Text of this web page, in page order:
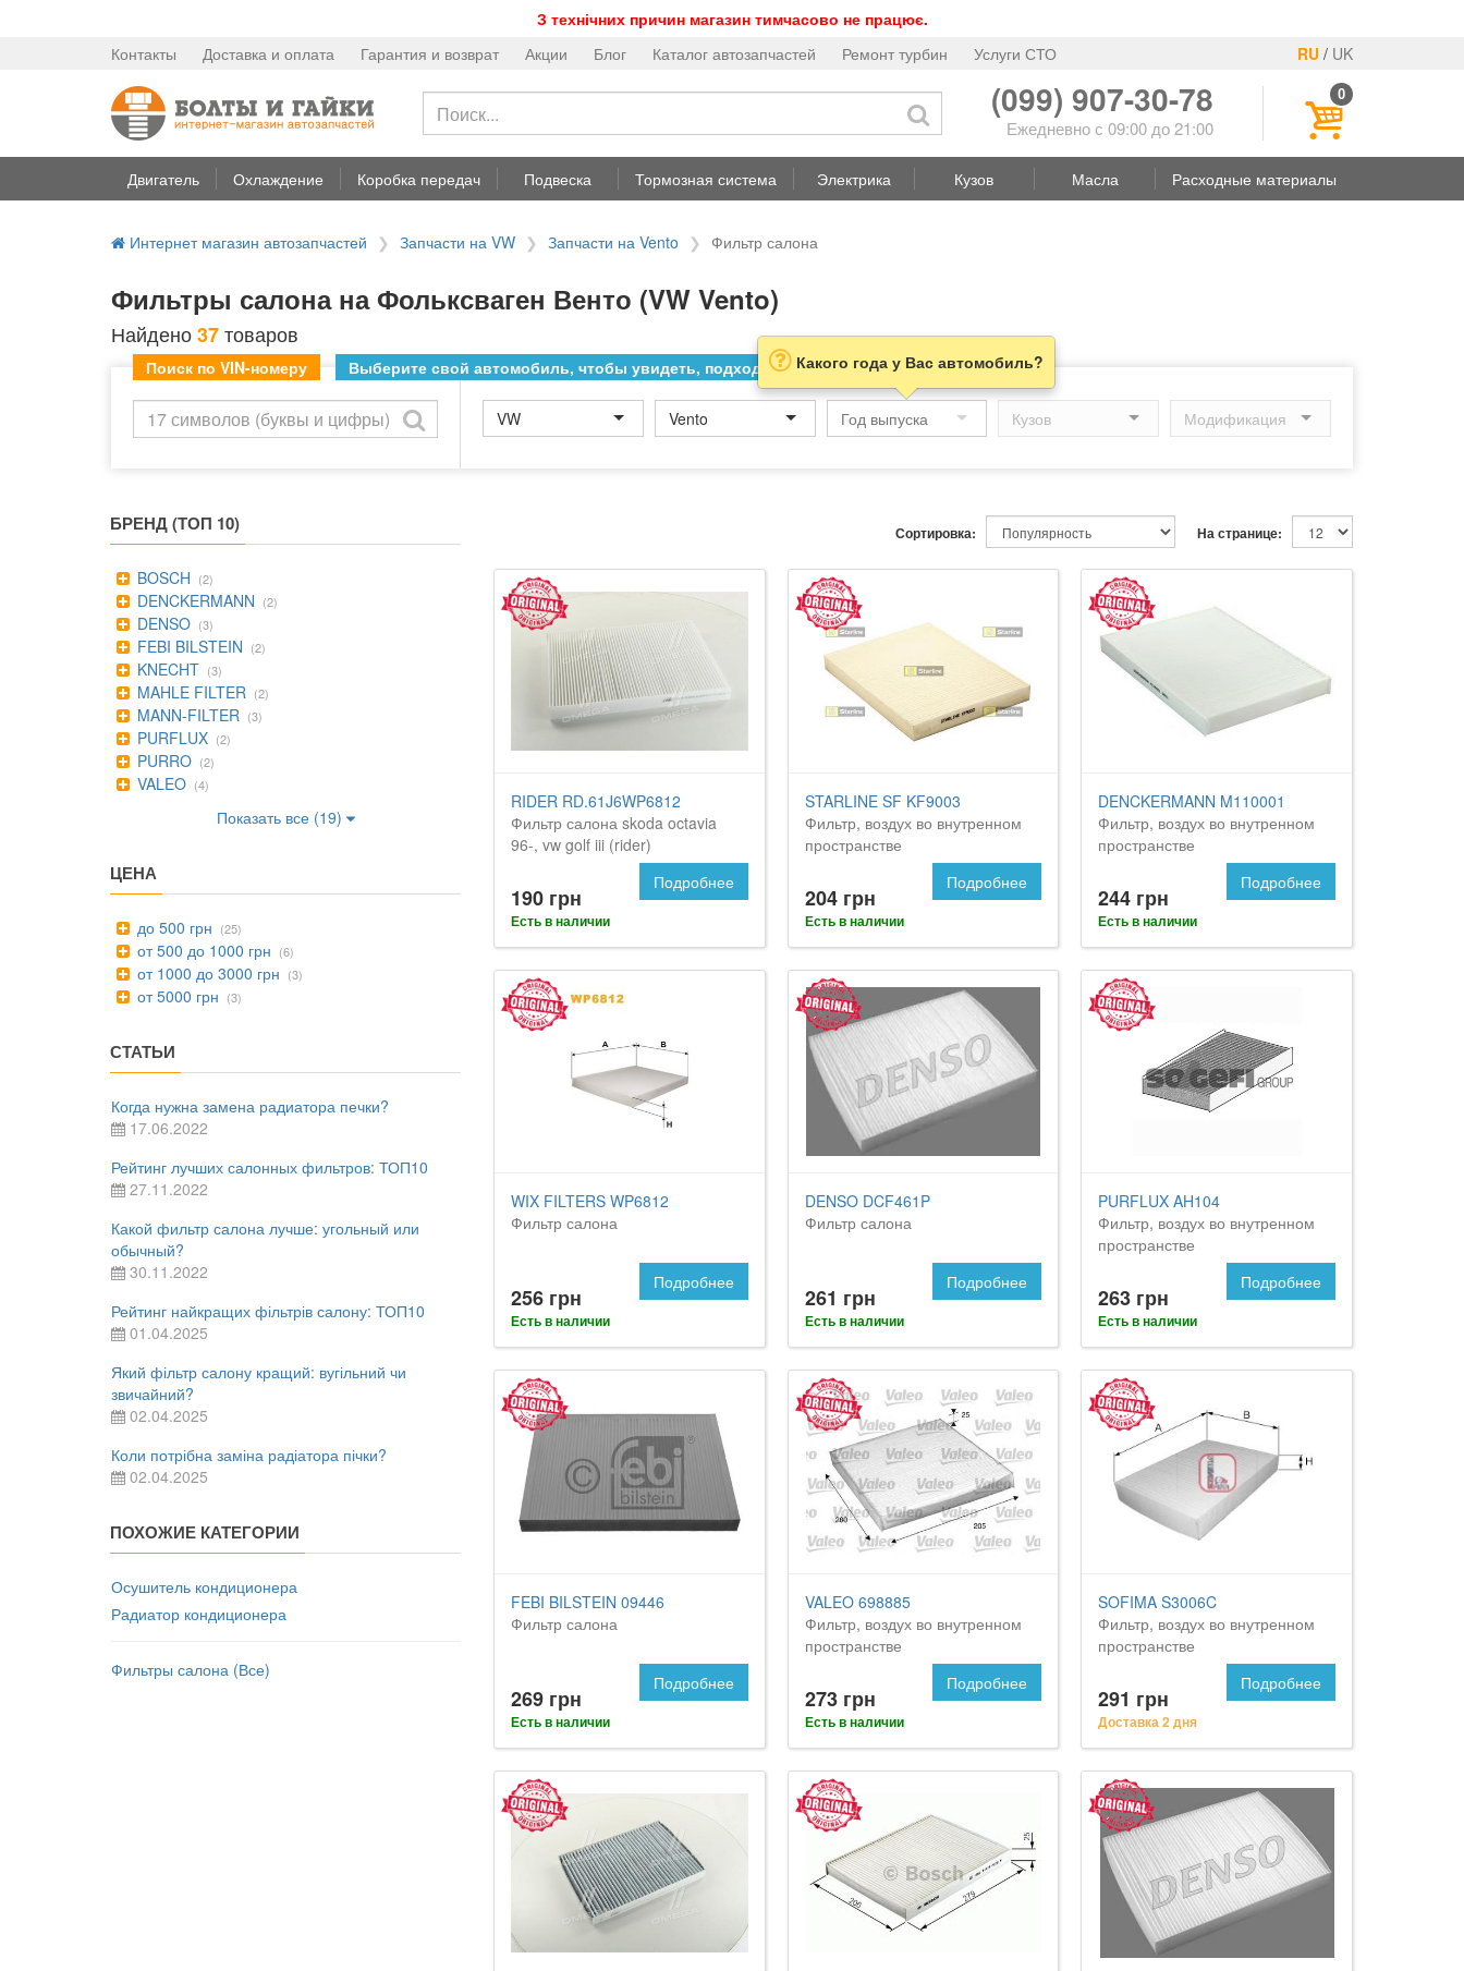
З технічних причин магазин тимчасово не працює.
RU / UK
Контакты Доставка и оплата Гарантия и возврат Акции Блог Каталог автозапчастей Ремонт турбин Услуги СТО
(099) 907-30-78
Ежедневно с 09:00 до 21:00
0
Двигатель Охлаждение Коробка передач Подвеска Тормозная система Электрика Кузов Масла Расходные материалы
Интернет магазин автозапчастей Запчасти на VW Запчасти на Vento Фильтр салона
Фильтры салона на Фольксваген Венто (VW Vento)
Найдено37товаров
Поиск по VIN-номеру Выберите свой автомобиль, чтобы увидеть, подходит ли товар к нему
VW Vento
Какого года у Вас автомобиль?
БРЕНД (ТОП 10)
BOSCH (2)
DENCKERMANN (2)
DENSO (3)
FEBI BILSTEIN (2)
KNECHT (3)
MAHLE FILTER (2)
MANN-FILTER (3)
PURFLUX (2)
PURRO (2)
VALEO (4)
Показать все (19)
ЦЕНА
до 500 грн (25)
от 500 до 1000 грн (6)
от 1000 до 3000 грн (3)
от 5000 грн (3)
СТАТЬИ
Когда нужна замена радиатора печки?
17.06.2022
Рейтинг лучших салонных фильтров: ТОП10
27.11.2022
Какой фильтр салона лучше: угольный или
обычный?
30.11.2022
Рейтинг найкращих фільтрів салону: ТОП10
01.04.2025
Який фільтр салону кращий: вугільний чи
звичайний?
02.04.2025
Коли потрібна заміна радіатора пічки?
02.04.2025
ПОХОЖИЕ КАТЕГОРИИ
Осушитель кондиционера
Радиатор кондиционера
Фильтры салона (Все)
На странице:
Сортировка:
RIDER RD.61J6WP6812
Фильтр салона skoda octavia
96-, vw golf iii (rider)
190 грн
Есть в наличии
Подробнее
STARLINE SF KF9003
Фильтр, воздух во внутренном
пространстве
204 грн
Есть в наличии
Подробнее
DENCKERMANN M110001
Фильтр, воздух во внутренном
пространстве
244 грн
Есть в наличии
Подробнее
WIX FILTERS WP6812
Фильтр салона
256 грн
Есть в наличии
Подробнее
DENSO DCF461P
Фильтр салона
261 грн
Есть в наличии
Подробнее
PURFLUX AH104
Фильтр, воздух во внутренном
пространстве
263 грн
Есть в наличии
Подробнее
FEBI BILSTEIN 09446
Фильтр салона
269 грн
Есть в наличии
Подробнее
VALEO 698885
Фильтр, воздух во внутренном
пространстве
273 грн
Есть в наличии
Подробнее
SOFIMA S3006C
Фильтр, воздух во внутренном
пространстве
291 грн
Доставка 2 дня
Подробнее